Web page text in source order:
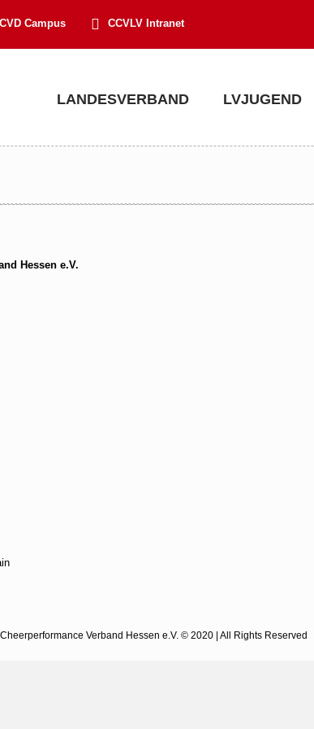
Campus CCVLV Intranet
LANDESVERBAND LVJUGEND
Hessen e.V.
Verband Hessen e.V. © 2020 | All Rights Reserved